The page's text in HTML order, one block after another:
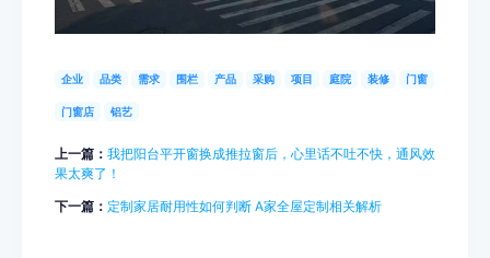
企业 品类 需求 围栏 产品 采购 项目 庭院 装修 门窗
门窗店 铝艺
上一篇： 我把阳台平开窗换成推拉窗后，心里话不吐不快，通风效
果太爽了！
下一篇： 定制家居耐用性如何判断 A家全屋定制相关解析